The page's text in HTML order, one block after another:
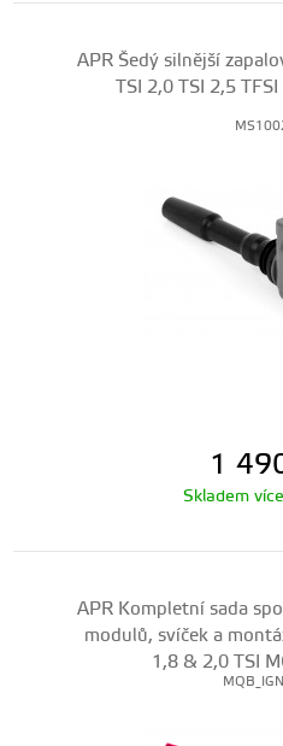
APR Šedý silnější
TSI 2,0 TSI 2,5
1
Skladem
APR Kompletní sada
modulů, svíček a
1,8 & 2,0 TSI